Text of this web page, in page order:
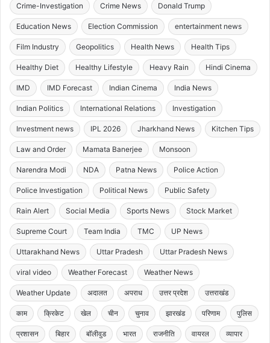
Crime-Investigation Crime News Donald Trump
Education News Election Commission entertainment news
Film Industry Geopolitics Health News Health Tips
Healthy Diet Healthy Lifestyle Heavy Rain Hindi Cinema
IMD IMD Forecast Indian Cinema India News
Indian Politics International Relations Investigation
Investment news IPL 2026 Jharkhand News Kitchen Tips
Law and Order Mamata Banerjee Monsoon
Narendra Modi NDA Patna News Police Action
Police Investigation Political News Public Safety
Rain Alert Social Media Sports News Stock Market
Supreme Court Team India TMC UP News
Uttarakhand News Uttar Pradesh Uttar Pradesh News
viral video Weather Forecast Weather News
Weather Update अदालत अपराध उत्तर प्रदेश उत्तराखंड
काम क्रिकेट खेल चीन चुनाव झारखंड परिणाम पुलिस
प्रशासन बिहार बॉलीवुड भारत राजनीति वायरल व्यापार